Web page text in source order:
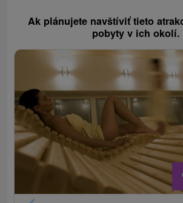
Ak plánujete navštíviť tieto
pobyty v ich okolí.